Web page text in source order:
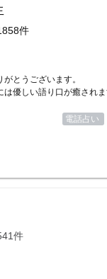
件
がとうございます。
は優しい語り口が癒されま
電話占い
件